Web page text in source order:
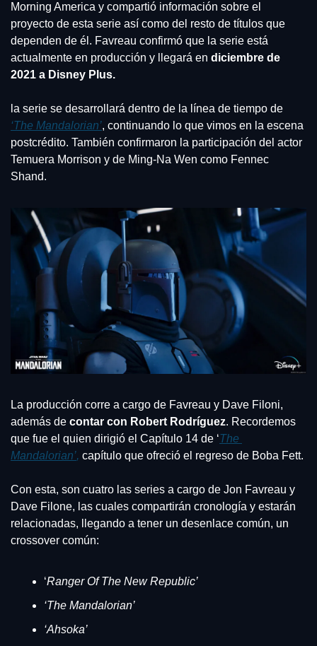
Morning America y compartió información sobre el
proyecto de esta serie así como del resto de títulos que
dependen de él. Favreau confirmó que la serie está
actualmente en producción y llegará en diciembre de
2021 a Disney Plus.
‘The Mandalorian’, continuando lo que vimos en la escena
postcrédito. También confirmaron la participación del actor
Temuera Morrison y de Ming-Na Wen como Fennec
Shand.
La producción corre a cargo de Favreau y Dave Filoni,
además de contar con Robert Rodríguez. Recordemos
que fue el quien dirigió el Capítulo 14 de ‘The
Mandalorian’, capítulo que ofreció el regreso de Boba Fett.
Con esta, son cuatro las series a cargo de Jon Favreau y
Dave Filone, las cuales compartirán cronología y estarán
relacionadas, llegando a tener un desenlace común, un
crossover común:
‘Ranger Of The New Republic’
‘The Mandalorian’
‘Ahsoka’